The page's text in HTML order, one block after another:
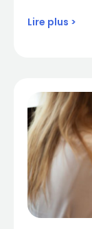
Lire plus >